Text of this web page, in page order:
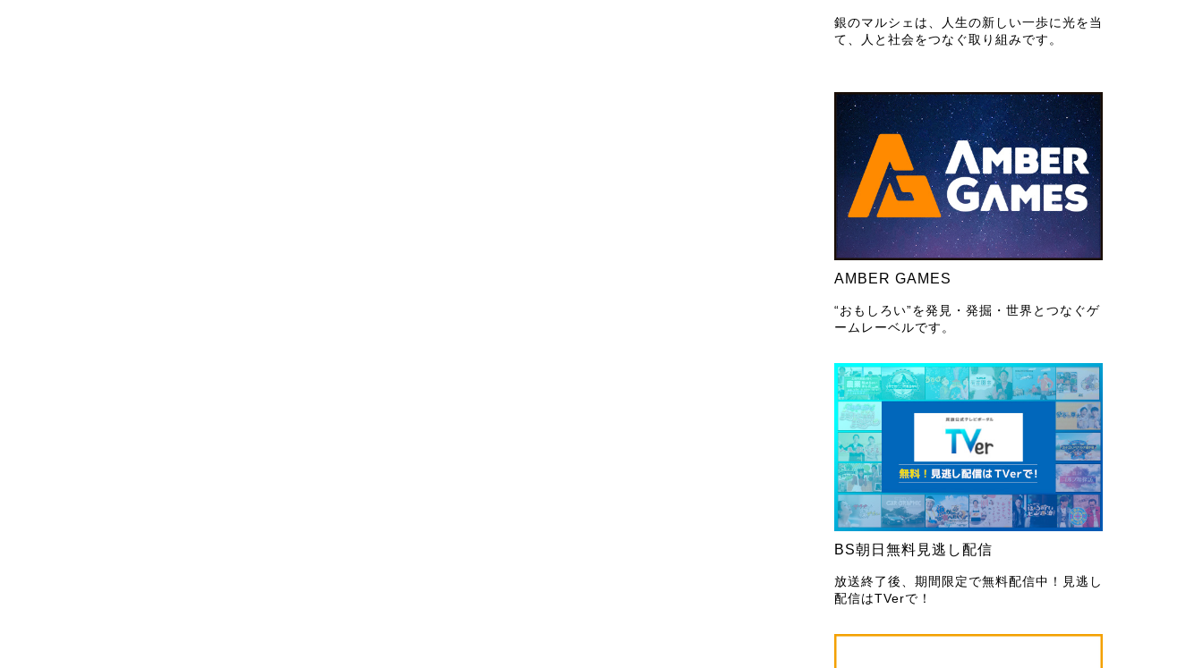
銀のマルシェは、人生の新しい一歩に光を当
て、人と社会をつなぐ取り組みです。
AMBER GAMES
“おもしろい”を発見・発掘・世界とつなぐゲ
ームレーベルです。
BS朝日無料見逃し配信
放送終了後、期間限定で無料配信中！見逃し
配信はTVerで！